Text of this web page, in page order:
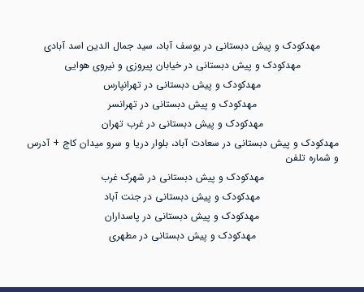
مهدکودک و پیش دبستانی در یوسف آباد، سید جمال الدین اسد آبادی
مهدکودک و پیش دبستانی در خیابان پیروزی و نیروی هوایی
مهدکودک و پیش دبستانی در تهرانپارس
مهدکودک و پیش دبستانی در تهرانسر
مهدکودک و پیش دبستانی در غرب تهران
مهدکودک و پیش دبستانی در سعادت آباد، بلوار دریا و سرو میدان کاج + آدرس
و شماره تلفن
مهدکودک و پیش دبستانی در شهرک غرب
مهدکودک و پیش دبستانی در جنت آباد
مهدکودک و پیش دبستانی در پاسداران
مهدکودک و پیش دبستانی در مطهری